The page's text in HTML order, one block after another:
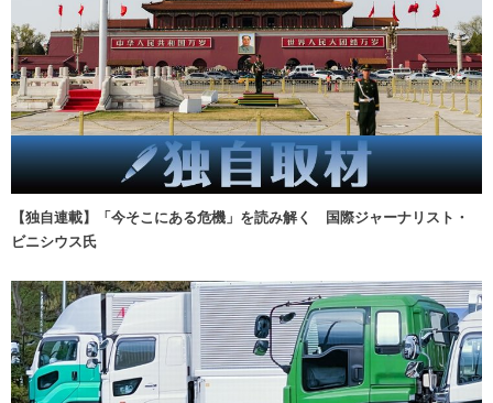
【独自連載】「今そこにある危機」を読み解く 国際ジャーナリスト・
ビニシウス氏